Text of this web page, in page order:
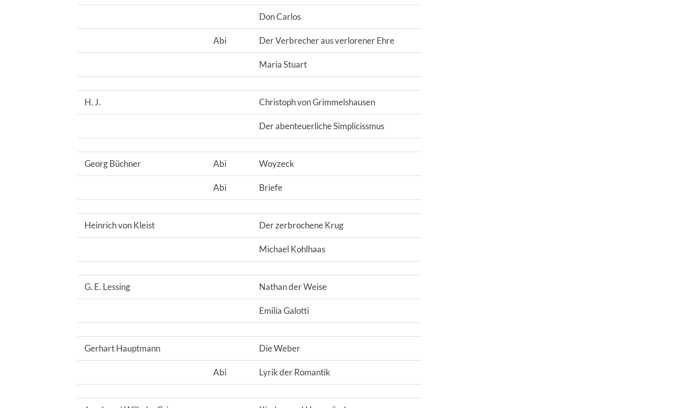
Don Carlos
Abi Der Verbrecher aus verlorener Ehre
Maria Stuart
H. J. Christoph von Grimmelshausen
Der abenteuerliche Simplicissmus
Georg Büchner Abi Woyzeck
Abi Briefe
Heinrich von Kleist Der zerbrochene Krug
Michael Kohlhaas
G. E. Lessing Nathan der Weise
Emilia Galotti
Gerhart Hauptmann Die Weber
Abi Lyrik der Romantik